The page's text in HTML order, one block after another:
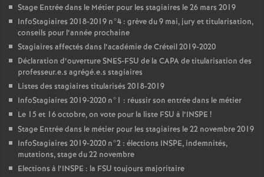
Stage Entrée dans le Métier pour les stagiaires le 26 mars 2019
InfoStagiaires 2018-2019 n°4 : grève du 9 mai, jury et titularisation,
conseils pour l’année prochaine
Stagiaires affectés dans l’académie de Créteil 2019-2020
Déclaration d’ouvertureSNES-FSU de la CAPAde titularisation des
professeur.e.s agrégé.e.s stagiaires
Listes des stagiaires titularisés 2018-2019
InfoStagiaires 2019-2020 n°1 : réussir son entrée dans le métier
Le 15 et 16 octobre, on vote pour la liste FSU à l’INSPE !
Stage Entrée dans le métier pour les stagiaires le 22 novembre 2019
InfoStagiaires 2019-2020 n°2 : élections INSPE, indemnités,
mutations, stage du 22 novembre
Elections à l’INSPE : la FSU toujours majoritaire